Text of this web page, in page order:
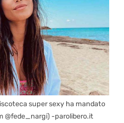
super sexy ha mandato
@fede_nargi) -parolibero.it